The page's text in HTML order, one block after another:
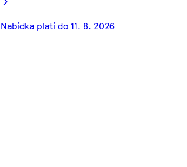
Nabídka platí do 11. 8. 2026